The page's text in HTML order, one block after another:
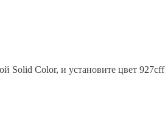
Solid Color, и установите цвет